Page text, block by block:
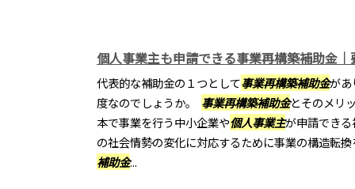
個人事業主も申請できる事業再構築補助金
代表的な補助金の１つとして事業再構築補助金があ
度なのでしょうか。 事業再構築補助金とそのメリ
本で事業を行う中小企業や個人事業主が申請でき
の社会情勢の変化に対応するために事業の構造転
補助金...